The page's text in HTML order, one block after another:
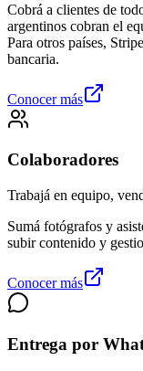
Cobrá a clientes de
argentinos cobran el
Para otros países,
bancaria.
Conocer más
Colaboradores
Trabajá en equipo,
Sumá fotógrafos y
subir contenido y
Conocer más
Entrega por